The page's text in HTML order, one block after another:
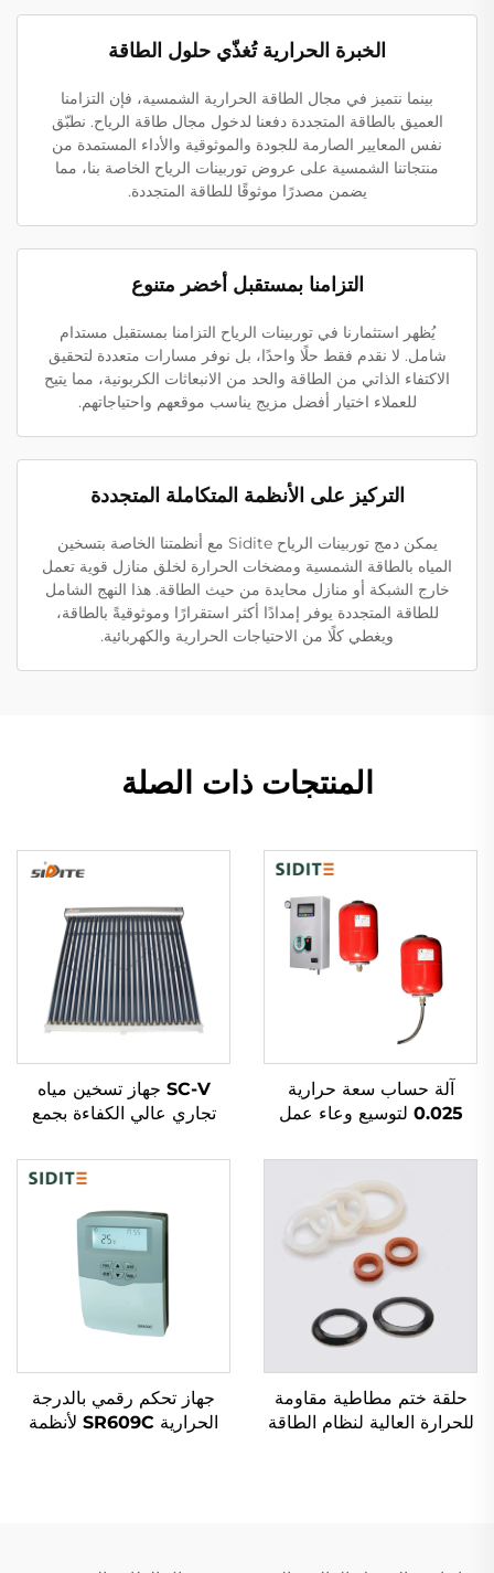
الخبرة الحرارية تُغذّي حلول الطاقة
بينما نتميز في مجال الطاقة الحرارية الشمسية، فإن التزامنا
العميق بالطاقة المتجددة دفعنا لدخول مجال طاقة الرياح. نطبّق
نفس المعايير الصارمة للجودة والموثوقية والأداء المستمدة من
منتجاتنا الشمسية على عروض توربينات الرياح الخاصة بنا، مما
يضمن مصدرًا موثوقًا للطاقة المتجددة.
التزامنا بمستقبل أخضر متنوع
يُظهر استثمارنا في توربينات الرياح التزامنا بمستقبل مستدام
شامل. لا نقدم فقط حلًا واحدًا، بل نوفر مسارات متعددة لتحقيق
الاكتفاء الذاتي من الطاقة والحد من الانبعاثات الكربونية، مما يتيح
للعملاء اختيار أفضل مزيج يناسب موقعهم واحتياجاتهم.
التركيز على الأنظمة المتكاملة المتجددة
يمكن دمج توربينات الرياح Sidite مع أنظمتنا الخاصة بتسخين
المياه بالطاقة الشمسية ومضخات الحرارة لخلق منازل قوية تعمل
خارج الشبكة أو منازل محايدة من حيث الطاقة. هذا النهج الشامل
للطاقة المتجددة يوفر إمدادًا أكثر استقرارًا وموثوقيةً بالطاقة،
ويغطي كلًا من الاحتياجات الحرارية والكهربائية.
المنتجات ذات الصلة
آلة حساب سعة حرارية
0.025 لتوسيع وعاء عمل
لأنظمة مبادل حراري مزدوجة
من البلاستيك
SC-V جهاز تسخين مياه
تجاري عالي الكفاءة بجمع
شاغرة يعمل في الهواء الطلق
بشكل مستقل وغير مضغوط
طبيعيًا
حلقة ختم مطاطية مقاومة
للحرارة العالية لنظام الطاقة
جهاز تحكم رقمي بالدرجة
الحرارية SR609C لأنظمة